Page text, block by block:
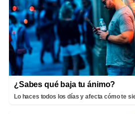
¿Sabes qué baja tu ánimo?
Lo haces todos los días y afecta cómo te